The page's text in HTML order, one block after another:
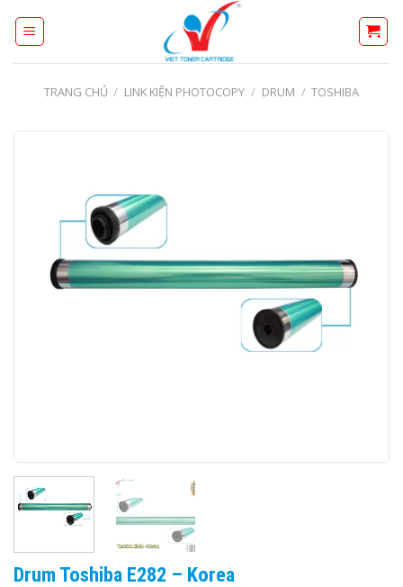
TRANG CHỦ / LINK KIỆN PHOTOCOPY / DRUM / TOSHIBA
Drum Toshiba E282 – Korea